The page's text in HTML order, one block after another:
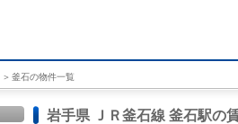
＞ 釜石の物件一覧
岩手県 ＪＲ釜石線 釜石駅の